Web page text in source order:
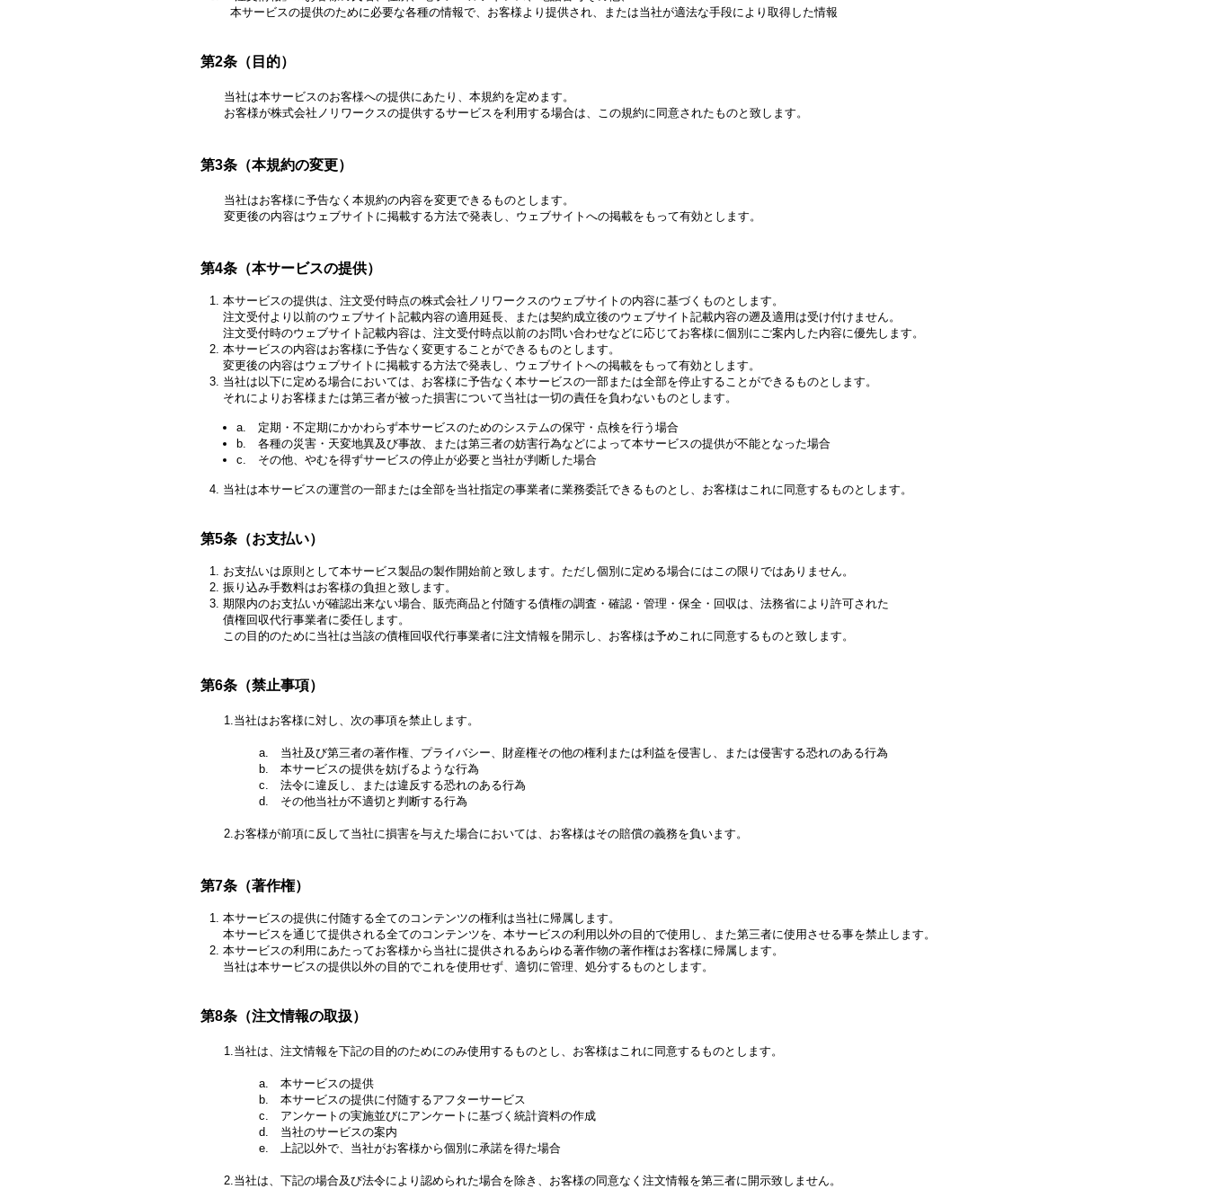
本サービスの提供のために必要な各種の情報で、お客様より提供され、または当社が適法な手段により取得した情報
第2条（目的）
当社は本サービスのお客様への提供にあたり、本規約を定めます。
お客様が株式会社ノリワークスの提供するサービスを利用する場合は、この規約に同意されたものと致します。
第3条（本規約の変更）
当社はお客様に予告なく本規約の内容を変更できるものとします。
変更後の内容はウェブサイトに掲載する方法で発表し、ウェブサイトへの掲載をもって有効とします。
第4条（本サービスの提供）
本サービスの提供は、注文受付時点の株式会社ノリワークスのウェブサイトの内容に基づくものとします。
注文受付より以前のウェブサイト記載内容の適用延長、または契約成立後のウェブサイト記載内容の遡及適用は受け付けません。
注文受付時のウェブサイト記載内容は、注文受付時点以前のお問い合わせなどに応じてお客様に個別にご案内した内容に優先します。
本サービスの内容はお客様に予告なく変更することができるものとします。
変更後の内容はウェブサイトに掲載する方法で発表し、ウェブサイトへの掲載をもって有効とします。
当社は以下に定める場合においては、お客様に予告なく本サービスの一部または全部を停止することができるものとします。
それによりお客様または第三者が被った損害について当社は一切の責任を負わないものとします。
a. 定期・不定期にかかわらず本サービスのためのシステムの保守・点検を行う場合
b. 各種の災害・天変地異及び事故、または第三者の妨害行為などによって本サービスの提供が不能となった場合
c. その他、やむを得ずサービスの停止が必要と当社が判断した場合
当社は本サービスの運営の一部または全部を当社指定の事業者に業務委託できるものとし、お客様はこれに同意するものとします。
第5条（お支払い）
お支払いは原則として本サービス製品の製作開始前と致します。ただし個別に定める場合にはこの限りではありません。
振り込み手数料はお客様の負担と致します。
期限内のお支払いが確認出来ない場合、販売商品と付随する債権の調査・確認・管理・保全・回収は、法務省により許可された
債権回収代行事業者に委任します。
この目的のために当社は当該の債権回収代行事業者に注文情報を開示し、お客様は予めこれに同意するものと致します。
第6条（禁止事項）
1.当社はお客様に対し、次の事項を禁止します。
a. 当社及び第三者の著作権、プライバシー、財産権その他の権利または利益を侵害し、または侵害する恐れのある行為
b. 本サービスの提供を妨げるような行為
c. 法令に違反し、または違反する恐れのある行為
d. その他当社が不適切と判断する行為
2.お客様が前項に反して当社に損害を与えた場合においては、お客様はその賠償の義務を負います。
第7条（著作権）
本サービスの提供に付随する全てのコンテンツの権利は当社に帰属します。
本サービスを通じて提供される全てのコンテンツを、本サービスの利用以外の目的で使用し、また第三者に使用させる事を禁止します。
本サービスの利用にあたってお客様から当社に提供されるあらゆる著作物の著作権はお客様に帰属します。
当社は本サービスの提供以外の目的でこれを使用せず、適切に管理、処分するものとします。
第8条（注文情報の取扱）
1.当社は、注文情報を下記の目的のためにのみ使用するものとし、お客様はこれに同意するものとします。
a. 本サービスの提供
b. 本サービスの提供に付随するアフターサービス
c. アンケートの実施並びにアンケートに基づく統計資料の作成
d. 当社のサービスの案内
e. 上記以外で、当社がお客様から個別に承諾を得た場合
2.当社は、下記の場合及び法令により認められた場合を除き、お客様の同意なく注文情報を第三者に開示致しません。